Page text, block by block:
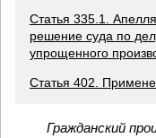
Статья 335.1.
решение суда по
упрощенного
Статья 402.
Гражданский